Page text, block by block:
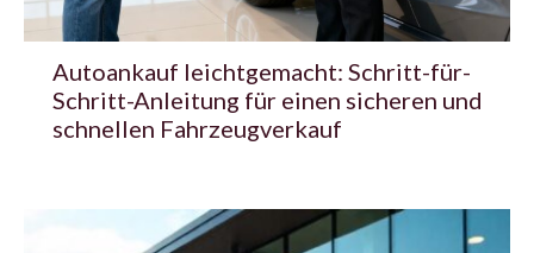
Autoankauf leichtgemacht: Schritt-für-
Schritt-Anleitung für einen sicheren und
schnellen Fahrzeugverkauf